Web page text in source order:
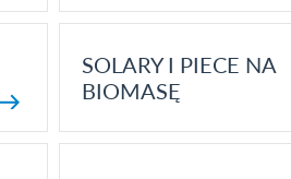
SOLARY I PIECE NA
BIOMASĘ